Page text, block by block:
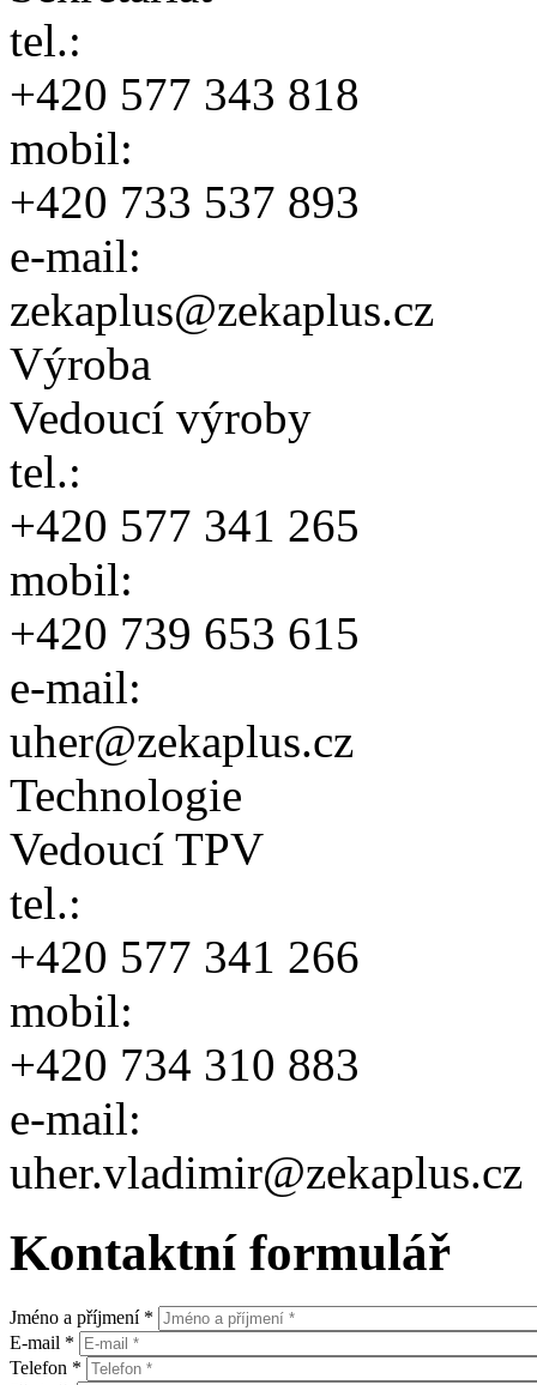
tel.:
+420 577 343 818
mobil:
+420 733 537 893
e-mail:
zekaplus@zekaplus.cz
Výroba
Vedoucí výroby
tel.:
+420 577 341 265
mobil:
+420 739 653 615
e-mail:
uher@zekaplus.cz
Technologie
Vedoucí TPV
tel.:
+420 577 341 266
mobil:
+420 734 310 883
e-mail:
uher.vladimir@zekaplus.cz
Kontaktní formulář
Jméno a příjmení *
E-mail *
Telefon *